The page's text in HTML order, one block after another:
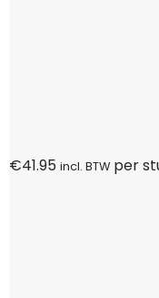
€41.95 incl. BTW per